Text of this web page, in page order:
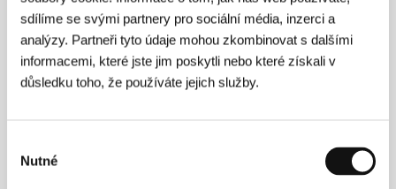
sdílíme se svými partnery pro sociální média, inzerci a
analýzy. Partneři tyto údaje mohou zkombinovat s dalšími
informacemi, které jste jim poskytli nebo které získali v
důsledku toho, že používáte jejich služby.
souhlasu
Nutné